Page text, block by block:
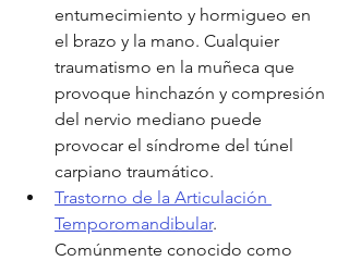
entumecimiento y hormigueo en
el brazo y la mano. Cualquier
traumatismo en la muñeca que
provoque hinchazón y compresión
del nervio mediano puede
provocar el síndrome del túnel
carpiano traumático.
Trastorno de la Articulación
Temporomandibular.
Comúnmente conocido como